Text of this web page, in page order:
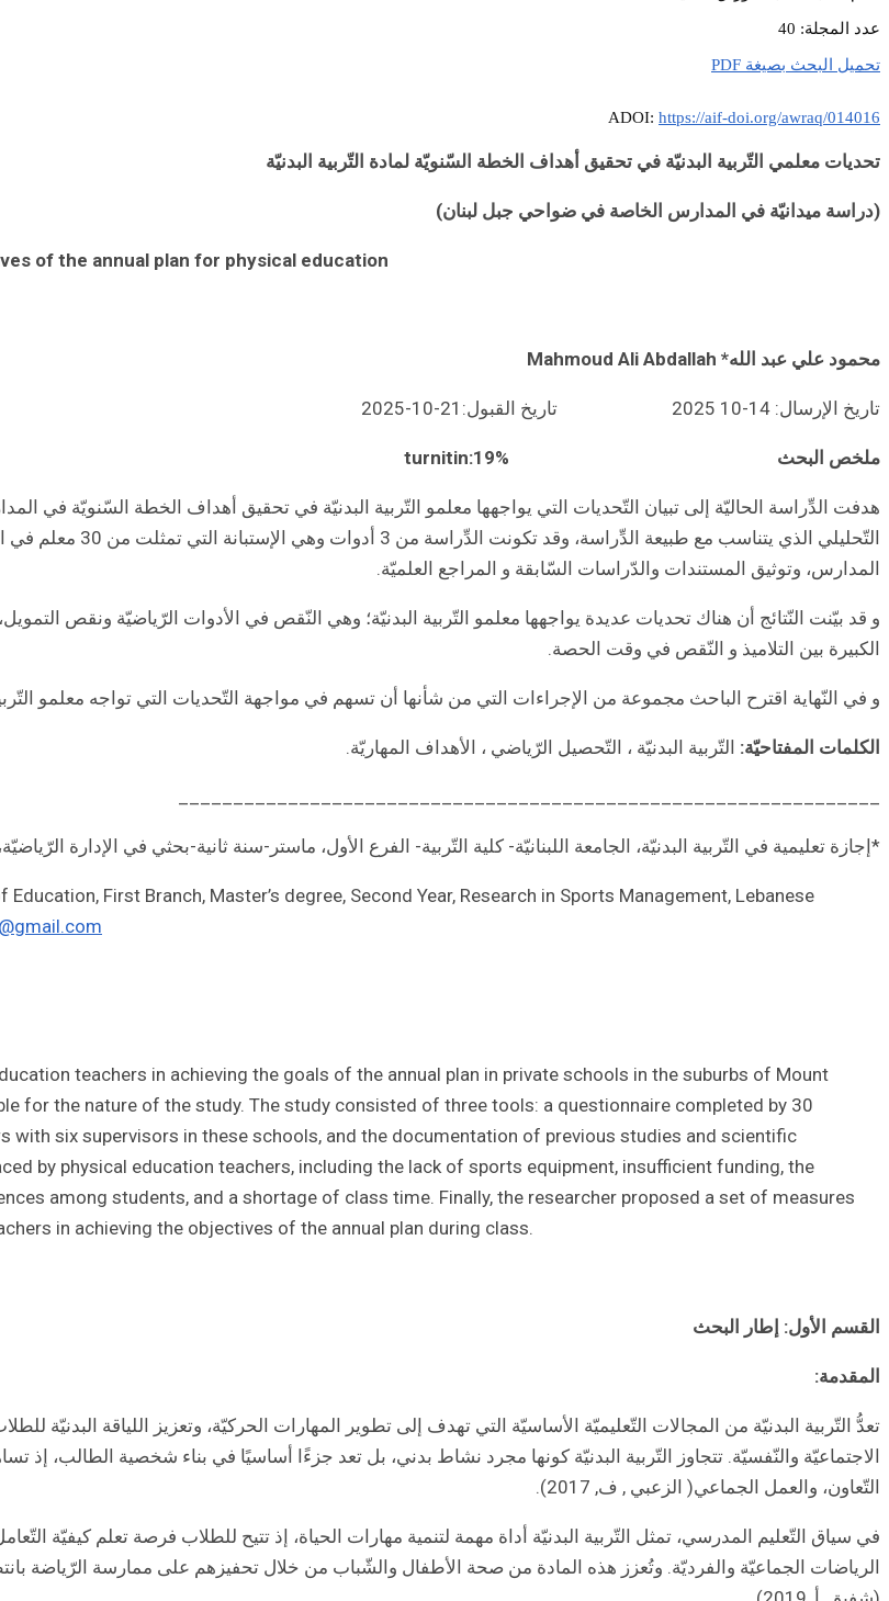
عدد المجلة: 40
تحميل البحث بصيغة PDF
ADOI: https://aif-doi.org/awraq/014016
تحديات معلمي التّربية البدنيّة في تحقيق أهداف الخطة السّنويّة لمادة التّربية البدنيّة
(دراسة ميدانيّة في المدارس الخاصة في ضواحي جبل لبنان)
of the annual plan for physical education
محمود علي عبد الله* Mahmoud Ali Abdallah
تاريخ الإرسال: 14-10 2025 تاريخ القبول:21-10-2025
ملخص البحث turnitin:19%
هدفت الدِّراسة الحاليّة إلى تبيان التّحديات التي يواجهها معلمو التّربية البدنيّة في تحقيق أهداف الخطة السّنويّة
المدارس، وتوثيق المستندات والدّراسات السّابقة و المراجع العلميّة.
و قد بيّنت النّتائج أن هناك تحديات عديدة يواجهها معلمو التّربية البدنيّة؛ وهي النّقص في الأدوات الرّياضيّة ونقص
الكبيرة بين التلاميذ و النّقص في وقت الحصة.
و في النّهاية اقترح الباحث مجموعة من الإجراءات التي من شأنها أن تسهم في مواجهة التّحديات التي تواجه معلمو
الكلمات المفتاحيّة: التّربية البدنيّة ، التّحصيل الرّياضي ، الأهداف المهاريّة.
*إجازة تعليمية في التّربية البدنيّة، الجامعة اللبنانيّة- كلية التّربية- الفرع الأول، ماستر-سنة ثانية-بحثي في الإدارة
First Branch, Master’s degree, Second Year, Research in Sports Management, Lebanese
teachers in achieving the goals of the annual plan in private schools in the suburbs of Mount
for the nature of the study. The study consisted of three tools: a questionnaire completed by 30
with six supervisors in these schools, and the documentation of previous studies and scientific
by physical education teachers, including the lack of sports equipment, insufficient funding, the
among students, and a shortage of class time. Finally, the researcher proposed a set of measures
in achieving the objectives of the annual plan during class.
القسم الأول: إطار البحث
المقدمة:
تعدُّ التّربية البدنيّة من المجالات التّعليميّة الأساسيّة التي تهدف إلى تطوير المهارات الحركيّة، وتعزيز اللياقة
الاجتماعيّة والنّفسيّة. تتجاوز التّربية البدنيّة كونها مجرد نشاط بدني، بل تعد جزءًا أساسيًا في بناء شخصية الطالب،
التّعاون، والعمل الجماعي( الزعبي , ف, 2017).
في سياق التّعليم المدرسي، تمثل التّربية البدنيّة أداة مهمة لتنمية مهارات الحياة، إذ تتيح للطلاب فرصة تعلم كيفيّة
الرياضات الجماعيّة والفرديّة. وتُعزز هذه المادة من صحة الأطفال والشّباب من خلال تحفيزهم على ممارسة الرّياضة